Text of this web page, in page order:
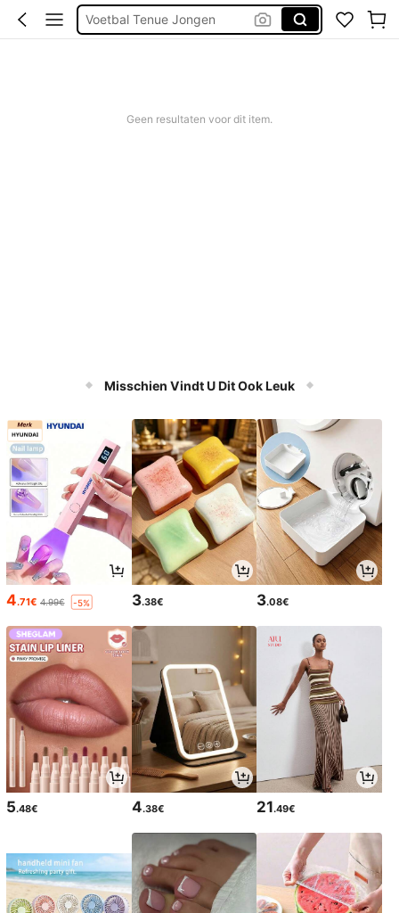
Voetbal Tenue Jongen
Geen resultaten voor dit item.
Misschien Vindt U Dit Ook Leuk
4.71€ 4.99€ -5% 3.38€ 3.08€
5.48€ 4.38€ 21.49€